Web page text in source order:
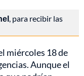
, para recibir las
miércoles 18 de
Aunque el